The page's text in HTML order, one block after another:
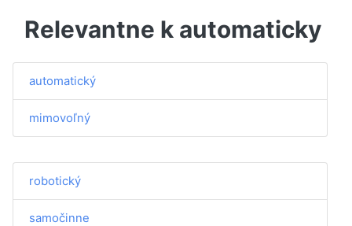
Relevantne k automaticky
automatický
mimovoľný
robotický
samočinne